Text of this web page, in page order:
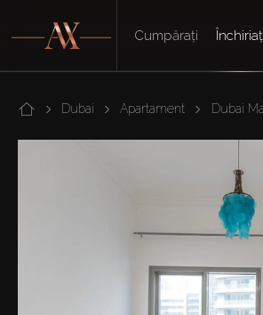
Cumpărați
Dubai Apartament Dubai